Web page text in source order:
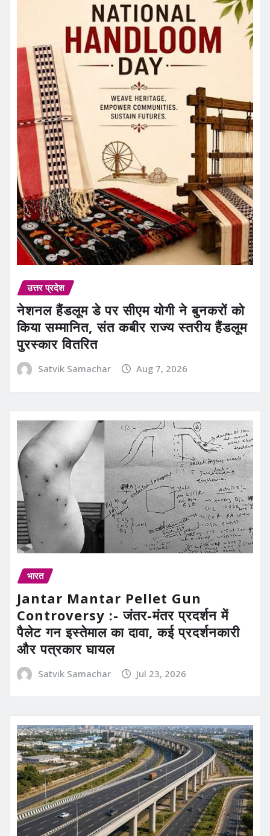
उत्तर प्रदेश
नेशनल हैंडलूम डे पर सीएम योगी ने बुनकरों को
किया सम्मानित, संत कबीर राज्य स्तरीय हैंडलूम
पुरस्कार वितरित
Satvik Samachar Aug 7, 2026
भारत
Jantar Mantar Pellet Gun
Controversy :- जंतर-मंतर प्रदर्शन में
पैलेट गन इस्तेमाल का दावा, कई प्रदर्शनकारी
और पत्रकार घायल
Satvik Samachar Jul 23, 2026